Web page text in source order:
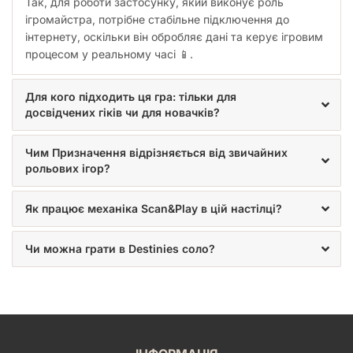
Перебіг гри «Destinies»
Перш ніж розпочати гру, встановіть на телефон, планшет
або ноутбук застосунок «Destinies», виберіть сценарій та
Протягом гри учасники ходитимуть по черзі, досліджуючи
ігровий світ у пошуках власного Призначення.
Початок ходу. Відновіть 1 кістку зусиль. Під час цього
кроку застосунок також може вказати на активацію
певної події ,появу або переміщення неігрових
персонажів тощо: більшість сюжетних подій
відбувається саме у цій фазі вашого ходу.
Переміщення. Гравець може перемістити свою
фігурку персонажа до 2 суміжних плиток вертикально чи
на ній - ви більше не можете переміщуватися протягом
ігромайстра, потрібне стабільне підключення до
інтернету, оскільки він обробляє дані та керує ігровим
процесом у реальному часі 📱.
Для кого підходить ця гра: тільки для
досвідчених гіків чи для новачків?
Чим Призначення відрізняється від звичайних
рольових ігор?
Як працює механіка Scan&Play в цій настілці?
Чи можна грати в Destinies соло?